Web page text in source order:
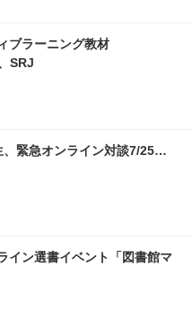
ブラーニング教材
SRJ
、緊急オンライン対談7/25…
イン選書イベント「図書館マ